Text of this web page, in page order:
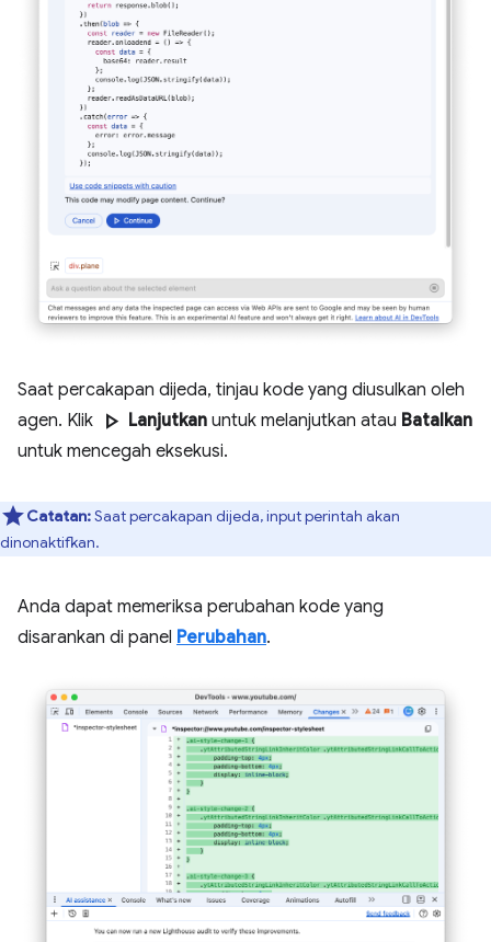
Saat percakapan dijeda, tinjau kode yang diusulkan oleh
agen. Klik play_arrow Lanjutkan untuk melanjutkan atau Batalkan
untuk mencegah eksekusi.
Catatan:Saat percakapan dijeda, input perintah akan
dinonaktifkan.
Anda dapat memeriksa perubahan kode yang
disarankan di panel Perubahan.